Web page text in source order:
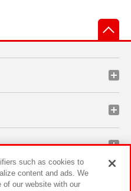
such as cookies to
content and ads. We
of our website with our